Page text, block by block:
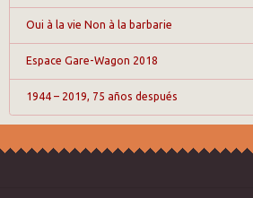
Oui à la vie Non à la barbarie
Espace Gare-Wagon 2018
1944 – 2019, 75 años después